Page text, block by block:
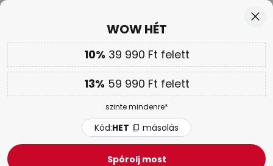
Csak
00N 09Ó 18P 32M
Továbbáakár 13 % kedvezmény!
Kód:HET másolás
WOW HÉT |Akár 70 %
Termelési csarnokvilágítás
WOW HÉT
10% 39 990 Ft felett
13% 59 990 Ft felett
szinte mindenre*
Kód:HET másolás
Spórolj most